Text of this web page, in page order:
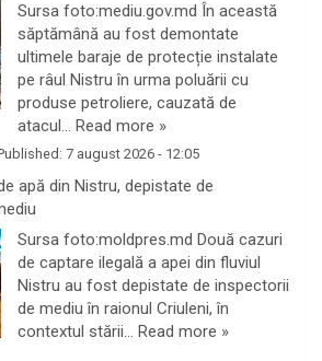
Sursa foto:mediu.gov.md În această
săptămână au fost demontate
ultimele baraje de protecție instalate
pe râul Nistru în urma poluării cu
produse petroliere, cauzată de
atacul… Read more »
7 august 2026 - 12:05
apă din Nistru, depistate de
Sursa foto:moldpres.md Două cazuri
de captare ilegală a apei din fluviul
Nistru au fost depistate de inspectorii
de mediu în raionul Criuleni, în
contextul stării… Read more »